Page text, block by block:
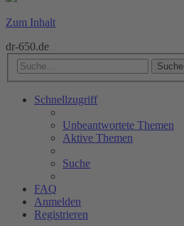
Zum Inhalt
dr-650.de
Suche
Schnellzugriff
Unbeantwortete Themen
Aktive Themen
Suche
FAQ
Anmelden
Registrieren